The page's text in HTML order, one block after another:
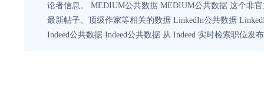
论者信息。 MEDIUM公共数据 MEDIUM公共数据 这个非
最新帖子、顶级作家等相关的数据 LinkedIn公共数据
Indeed公共数据 Indeed公共数据 从 Indeed 实时检索职位